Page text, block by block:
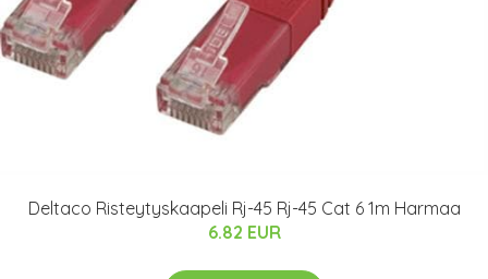
Deltaco Risteytyskaapeli Rj-45 Rj-45 Cat 6 1m Harmaa
6.82 EUR